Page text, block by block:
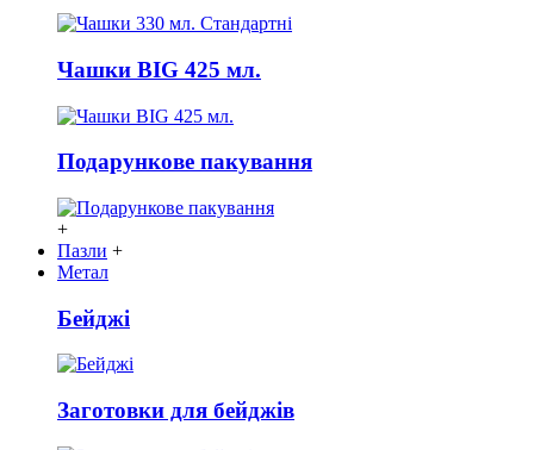
Чашки BIG 425 мл.
Подарункове пакування
+
Пазли +
Метал
Бейджі
Заготовки для бейджів